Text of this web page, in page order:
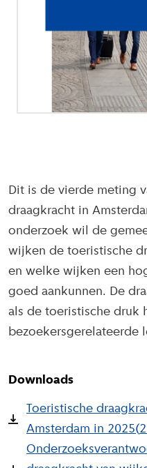
Dit is de vierde meting
draagkracht in
onderzoek wil de
wijken de toeristische
en welke wijken een
goed aankunnen. De
als de toeristische druk
bezoekersgerelateerde
Downloads
Toeristische
Amsterdam in 2025(